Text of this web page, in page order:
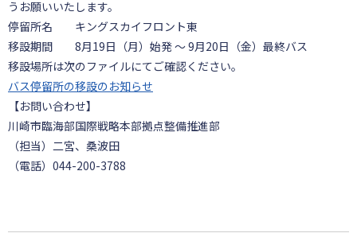
うお願いいたします。
停留所名 キングスカイフロント東
移設期間 8月19日（月）始発 ～ 9月20日（金）最終バス
移設場所は次のファイルにてご確認ください。
バス停留所の移設のお知らせ
【お問い合わせ】
川崎市臨海部国際戦略本部拠点整備推進部
（担当）二宮、桑波田
（電話）044-200-3788